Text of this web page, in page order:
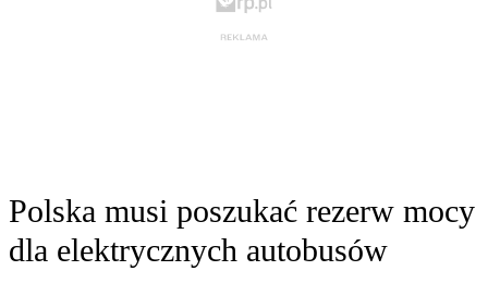
Polska musi poszukać rezerw mocy
dla elektrycznych autobusów